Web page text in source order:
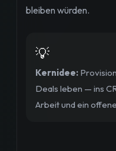
bleiben würden.
💡
Kernidee:
Deals leben — ins
Arbeit und ein